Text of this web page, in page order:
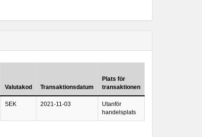
Valutakod Transaktionsdatum
Plats för
transaktionen
SEK 2021-11-03
Utanför
handelsplats